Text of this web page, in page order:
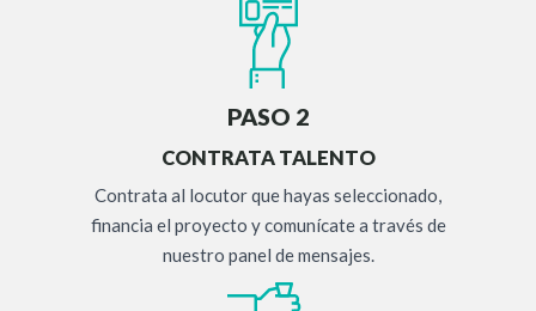
PASO 2
CONTRATA TALENTO
Contrata al locutor que hayas seleccionado,
financia el proyecto y comunícate a través de
nuestro panel de mensajes.